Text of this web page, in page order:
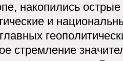
накопились
и
стремление